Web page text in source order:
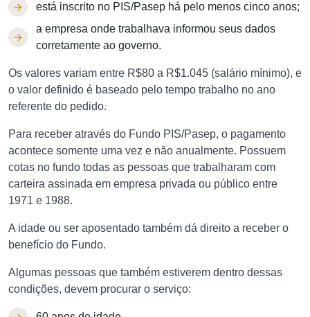
está inscrito no PIS/Pasep há pelo menos cinco anos;
a empresa onde trabalhava informou seus dados
corretamente ao governo.
Os valores variam entre R$80 a R$1.045 (salário mínimo), e
o valor definido é baseado pelo tempo trabalho no ano
referente do pedido.
Para receber através do Fundo PIS/Pasep, o pagamento
acontece somente uma vez e não anualmente. Possuem
cotas no fundo todas as pessoas que trabalharam com
carteira assinada em empresa privada ou público entre
1971 e 1988.
A idade ou ser aposentado também dá direito a receber o
benefício do Fundo.
Algumas pessoas que também estiverem dentro dessas
condições, devem procurar o serviço: